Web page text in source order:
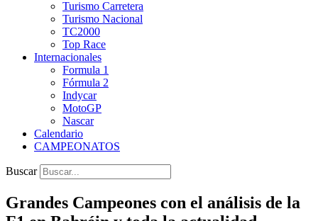
Turismo Carretera
Turismo Nacional
TC2000
Top Race
Internacionales
Formula 1
Fórmula 2
Indycar
MotoGP
Nascar
Calendario
CAMPEONATOS
Buscar
Grandes Campeones con el análisis de la